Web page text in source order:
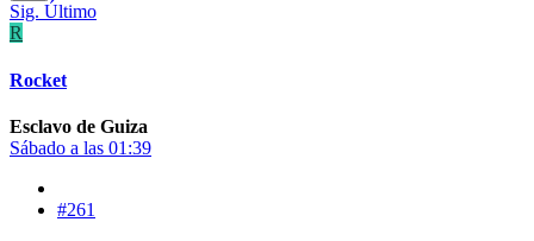
Sig. Último
R
Rocket
Esclavo de Guiza
Sábado a las 01:39
#261